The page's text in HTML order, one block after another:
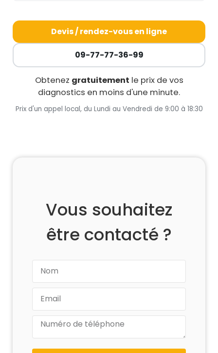
Devis / rendez-vous en ligne
09-77-77-36-99
Obtenez gratuitement le prix de vos
diagnostics en moins d'une minute.
Prix d'un appel local, du Lundi au Vendredi de 9:00 à 18:30
Vous souhaitez
être contacté ?